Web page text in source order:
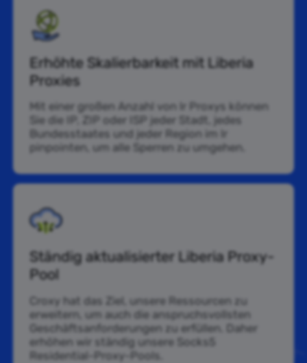
Erhöhte Skalierbarkeit mit Liberia
Proxies
Mit einer großen Anzahl von lr Proxys können
Sie die IP, ZIP oder ISP jeder Stadt, jedes
Bundesstaates und jeder Region im lr
pinpointen, um alle Sperren zu umgehen.
Ständig aktualisierter Liberia Proxy-
Pool
Croxy hat das Ziel, unsere Ressourcen zu
erweitern, um auch die anspruchsvollsten
Geschäftsanforderungen zu erfüllen. Daher
erhöhen wir ständig unsere Socks5
Residential-Proxy-Pools.